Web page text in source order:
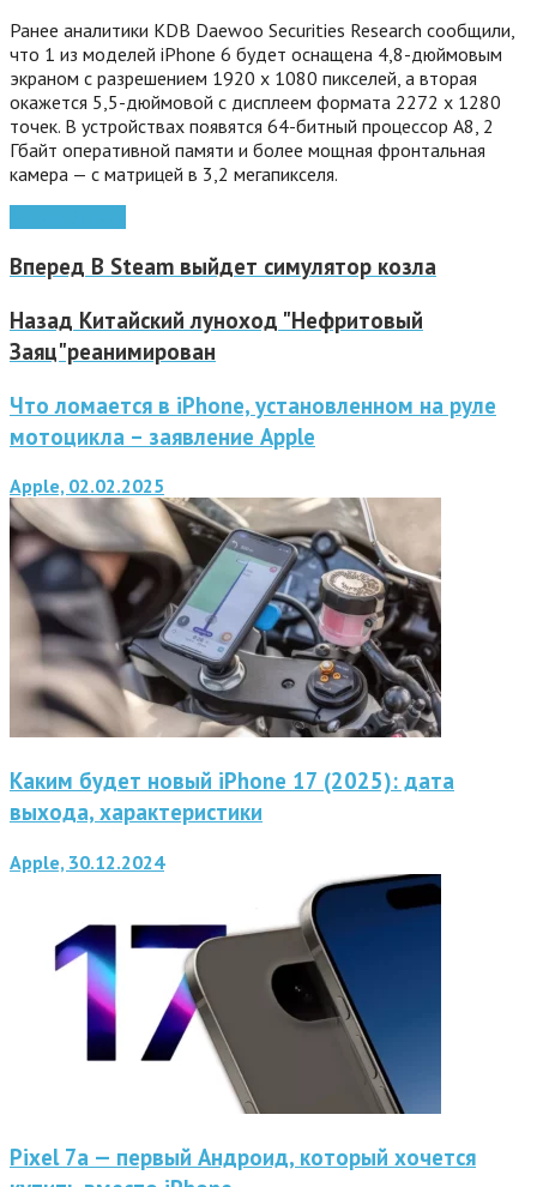
Ранее аналитики KDB Daewoo Securities Research сообщили,
что 1 из моделей iPhone 6 будет оснащена 4,8-дюймовым
экраном с разрешением 1920 х 1080 пикселей, а вторая
окажется 5,5-дюймовой с дисплеем формата 2272 х 1280
точек. В устройствах появятся 64-битный процессор A8, 2
Гбайт оперативной памяти и более мощная фронтальная
камера — с матрицей в 3,2 мегапикселя.
Вперед В Steam выйдет симулятор козла
Назад Китайский луноход "Нефритовый
Заяц"реанимирован
Что ломается в iPhone, установленном на руле
мотоцикла – заявление Apple
Apple, 02.02.2025
Каким будет новый iPhone 17 (2025): дата
выхода, характеристики
Apple, 30.12.2024
Pixel 7a — первый Андроид, который хочется